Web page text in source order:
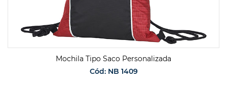
Mochila Tipo Saco Personalizada
Cód: NB 1409